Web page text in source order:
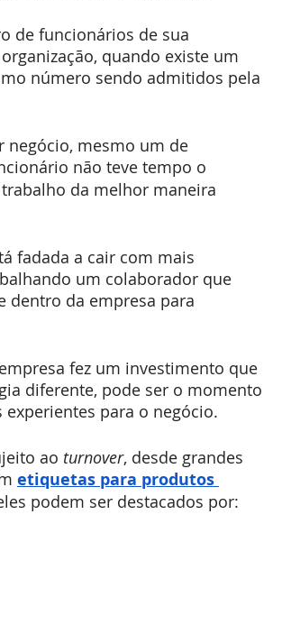
de funcionários de sua
quando existe um
número sendo admitidos pela
negócio, mesmo um de
não teve tempo o
da melhor maneira
fadada a cair com mais
um colaborador que
dentro da empresa para
fez um investimento que
diferente, pode ser o momento
para o negócio.
ao turnover, desde grandes
etiquetas para produtos
podem ser destacados por: